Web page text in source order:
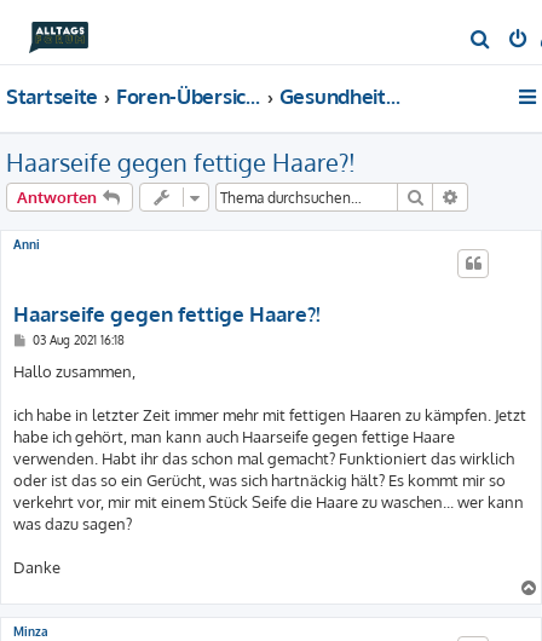
u
Startseite Foren-Übersicht Gesundheit & Beauty
Haarseife gegen fettige Haare?!
Antworten Suche
Anni
Haarseife gegen fettige Haare?!
B
i
t
a
g
03 Aug 2021 16:18
Hallo zusammen,
ich habe in letzter Zeit immer mehr mit fettigen Haaren zu kämpfen. Jetzt
habe ich gehört, man kann auch Haarseife gegen fettige Haare
verwenden. Habt ihr das schon mal gemacht? Funktioniert das wirklich
oder ist das so ein Gerücht, was sich hartnäckig hält? Es kommt mir so
verkehrt vor, mir mit einem Stück Seife die Haare zu waschen... wer kann
was dazu sagen?
Danke
Minza